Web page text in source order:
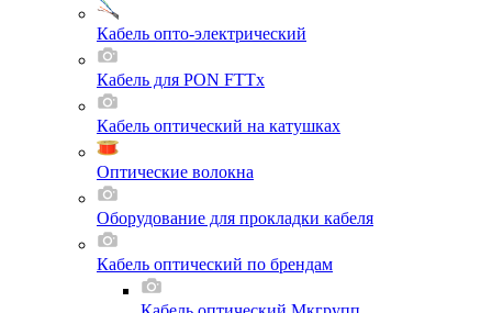
Кабель опто-электрический
Кабель для PON FTTx
Кабель оптический на катушках
Оптические волокна
Оборудование для прокладки кабеля
Кабель оптический по брендам